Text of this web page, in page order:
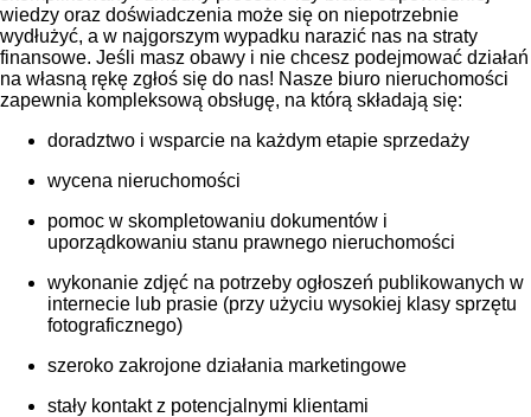
wiedzy oraz doświadczenia może się on niepotrzebnie
wydłużyć, a w najgorszym wypadku narazić nas na straty
finansowe. Jeśli masz obawy i nie chcesz podejmować działań
na własną rękę zgłoś się do nas! Nasze biuro nieruchomości
zapewnia kompleksową obsługę, na którą składają się:
doradztwo i wsparcie na każdym etapie sprzedaży
wycena nieruchomości
pomoc w skompletowaniu dokumentów i
uporządkowaniu stanu prawnego nieruchomości
wykonanie zdjęć na potrzeby ogłoszeń publikowanych w
internecie lub prasie (przy użyciu wysokiej klasy sprzętu
fotograficznego)
szeroko zakrojone działania marketingowe
stały kontakt z potencjalnymi klientami